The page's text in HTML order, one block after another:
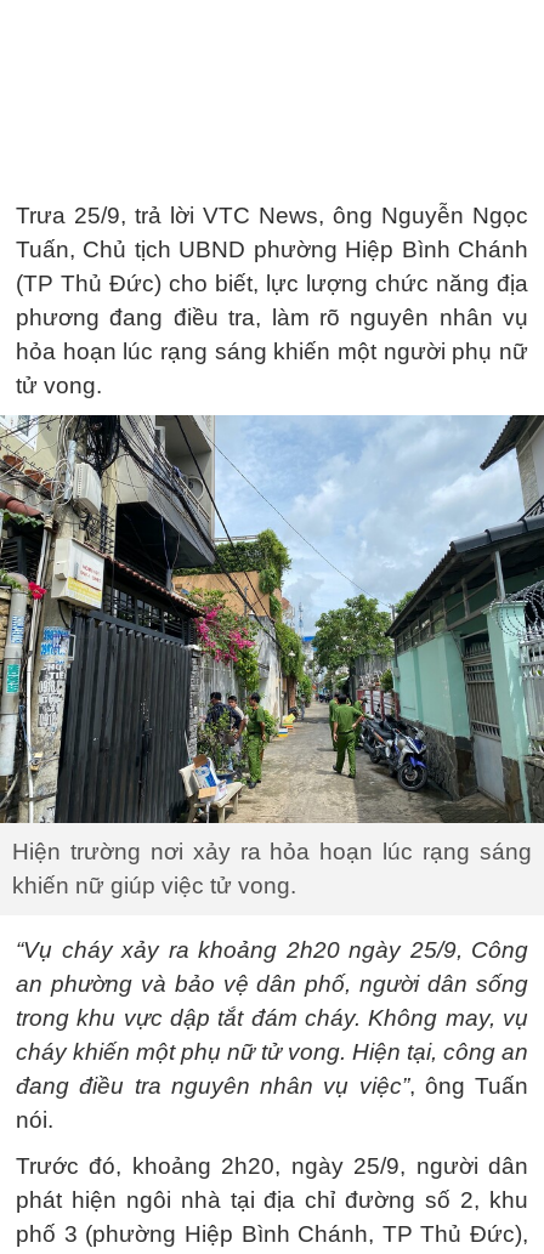
Trưa 25/9, trả lời VTC News, ông Nguyễn Ngọc
Tuấn, Chủ tịch UBND phường Hiệp Bình Chánh
(TP Thủ Đức) cho biết, lực lượng chức năng địa
phương đang điều tra, làm rõ nguyên nhân vụ
hỏa hoạn lúc rạng sáng khiến một người phụ nữ
tử vong.
Hiện trường nơi xảy ra hỏa hoạn lúc rạng sáng
khiến nữ giúp việc tử vong.
“Vụ cháy xảy ra khoảng 2h20 ngày 25/9, Công
an phường và bảo vệ dân phố, người dân sống
trong khu vực dập tắt đám cháy. Không may, vụ
cháy khiến một phụ nữ tử vong. Hiện tại, công an
đang điều tra nguyên nhân vụ việc”, ông Tuấn
nói.
Trước đó, khoảng 2h20, ngày 25/9, người dân
phát hiện ngôi nhà tại địa chỉ đường số 2, khu
phố 3 (phường Hiệp Bình Chánh, TP Thủ Đức),